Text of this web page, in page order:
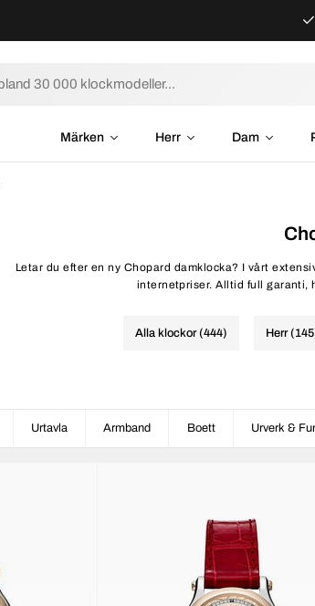
Märken Herr Dam
Letar du efter en ny Chopard damklocka? I vårt
internetpriser. Alltid full garanti,
Alla klockor (444) Herr
Urtavla Armband Boett Urverk &